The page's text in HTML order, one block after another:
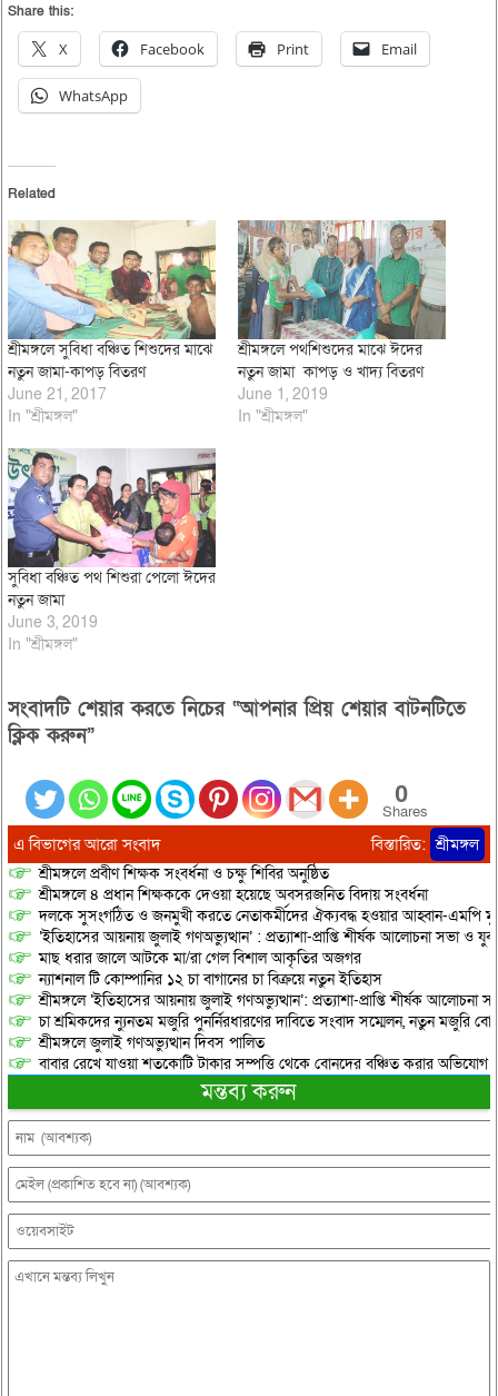
Share this:
X Facebook Print Email
WhatsApp
Related
শ্রীমঙ্গলে সুবিধা বঞ্চিত শিশুদের মাঝে
নতুন জামা-কাপড় বিতরণ
June 21, 2017
In "শ্রীমঙ্গল"
শ্রীমঙ্গলে পথশিশুদের মাঝে ঈদের
নতুন জামা কাপড় ও খাদ্য বিতরণ
June 1, 2019
In "শ্রীমঙ্গল"
সুবিধা বঞ্চিত পথ শিশুরা পেলো ঈদের
নতুন জামা
June 3, 2019
In "শ্রীমঙ্গল"
সংবাদটি শেয়ার করতে নিচের “আপনার প্রিয় শেয়ার বাটনটিতে
ক্লিক করুন”
0
Shares
এ বিভাগের আরো সংবাদ বিস্তারিত: শ্রীমঙ্গল
শ্রীমঙ্গলে প্রবীণ শিক্ষক সংবর্ধনা ও চক্ষু শিবির অনুষ্ঠিত
শ্রীমঙ্গলে ৪ প্রধান শিক্ষককে দেওয়া হয়েছে অবসরজনিত বিদায় সংবর্ধনা
দলকে সুসংগঠিত ও জনমুখী করতে নেতাকর্মীদের ঐক্যবদ্ধ হওয়ার আহ্বান-এমপি
‘ইতিহাসের আয়নায় জুলাই গণঅভ্যুত্থান’ : প্রত্যাশা-প্রাপ্তি শীর্ষক আলোচনা সভা ও
মাছ ধরার জালে আটকে মা/রা গেল বিশাল আকৃতির অজগর
ন্যাশনাল টি কোম্পানির ১২ চা বাগানের চা বিক্রয়ে নতুন ইতিহাস
শ্রীমঙ্গলে ‘ইতিহাসের আয়নায় জুলাই গণঅভ্যুত্থান’: প্রত্যাশা-প্রাপ্তি শীর্ষক আলোচনা
চা শ্রমিকদের ন্যুনতম মজুরি পুনর্নিরধারণের দাবিতে সংবাদ সম্মেলন, নতুন মজুরি
শ্রীমঙ্গলে জুলাই গণঅভ্যুত্থান দিবস পালিত
বাবার রেখে যাওয়া শতকোটি টাকার সম্পত্তি থেকে বোনদের বঞ্চিত করার অভিযোগ
মন্তব্য করুন